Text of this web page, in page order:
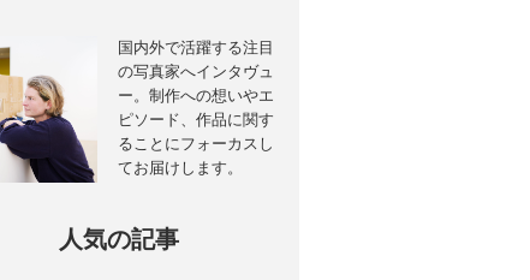
国内外で活躍する注目
の写真家へインタヴュ
ー。制作への想いやエ
ピソード、作品に関す
ることにフォーカスし
てお届けします。
人気の記事